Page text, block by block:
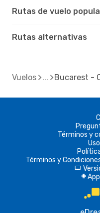
Rutas de vuelo
Rutas alternativas
Vuelos Bucarest -
Términos y
Términos y
d
A